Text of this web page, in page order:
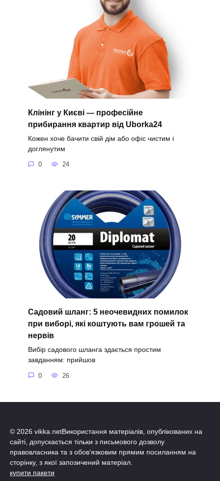
Клінінг у Києві — професійне
прибирання квартир від Uborka24
Кожен хоче бачити свій дім або офіс чистим і
доглянутим
0 24
Садовий шланг: 5 неочевидних помилок
при виборі, які коштують вам грошей та
нервів
Вибір садового шланга здається простим
завданням: прийшов
0 26
© 2026 vikka.netВикористання матеріалів, опублікованих на
сайті, допускається тільки з письмового дозволу
правовласника та з обов'язковим прямим посиланням на
сторінку, з якої запозичений матеріал.
купити пакети